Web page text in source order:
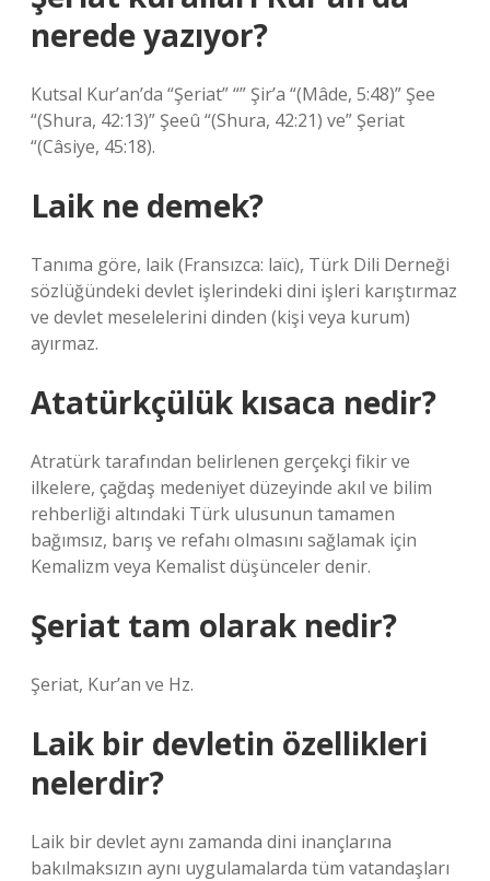
nerede yazıyor?
Kutsal Kur’an’da “Şeriat” “” Şir’a “(Mâde, 5:48)” Şee
“(Shura, 42:13)” Şeeû “(Shura, 42:21) ve” Şeriat
“(Câsiye, 45:18).
Laik ne demek?
Tanıma göre, laik (Fransızca: laïc), Türk Dili Derneği
sözlüğündeki devlet işlerindeki dini işleri karıştırmaz
ve devlet meselelerini dinden (kişi veya kurum)
ayırmaz.
Atatürkçülük kısaca nedir?
Atratürk tarafından belirlenen gerçekçi fikir ve
ilkelere, çağdaş medeniyet düzeyinde akıl ve bilim
rehberliği altındaki Türk ulusunun tamamen
bağımsız, barış ve refahı olmasını sağlamak için
Kemalizm veya Kemalist düşünceler denir.
Şeriat tam olarak nedir?
Şeriat, Kur’an ve Hz.
Laik bir devletin özellikleri
nelerdir?
Laik bir devlet aynı zamanda dini inançlarına
bakılmaksızın aynı uygulamalarda tüm vatandaşları